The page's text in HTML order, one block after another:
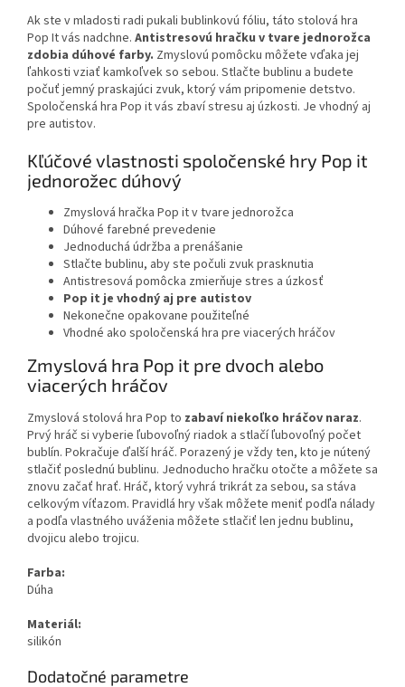
Ak ste v mladosti radi pukali bublinkovú fóliu, táto stolová hra
Pop It vás nadchne. Antistresovú hračku v tvare jednorožca
zdobia dúhové farby. Zmyslovú pomôcku môžete vďaka jej
ľahkosti vziať kamkoľvek so sebou. Stlačte bublinu a budete
počuť jemný praskajúci zvuk, ktorý vám pripomenie detstvo.
Spoločenská hra Pop it vás zbaví stresu aj úzkosti. Je vhodný aj
pre autistov.
Kľúčové vlastnosti spoločenské hry Pop it
jednorožec dúhový
Zmyslová hračka Pop it v tvare jednorožca
Dúhové farebné prevedenie
Jednoduchá údržba a prenášanie
Stlačte bublinu, aby ste počuli zvuk prasknutia
Antistresová pomôcka zmierňuje stres a úzkosť
Pop it je vhodný aj pre autistov
Nekonečne opakovane použiteľné
Vhodné ako spoločenská hra pre viacerých hráčov
Zmyslová hra Pop it pre dvoch alebo
viacerých hráčov
Zmyslová stolová hra Pop to zabaví niekoľko hráčov naraz.
Prvý hráč si vyberie ľubovoľný riadok a stlačí ľubovoľný počet
bublín. Pokračuje ďalší hráč. Porazený je vždy ten, kto je nútený
stlačiť poslednú bublinu. Jednoducho hračku otočte a môžete sa
znovu začať hrať. Hráč, ktorý vyhrá trikrát za sebou, sa stáva
celkovým víťazom. Pravidlá hry však môžete meniť podľa nálady
a podľa vlastného uváženia môžete stlačiť len jednu bublinu,
dvojicu alebo trojicu.
Farba:
Dúha
Materiál:
silikón
Dodatočné parametre